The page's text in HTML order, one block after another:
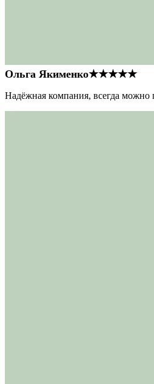
Ольга Якименко★★★★★
Надёжная компания, всегда можно